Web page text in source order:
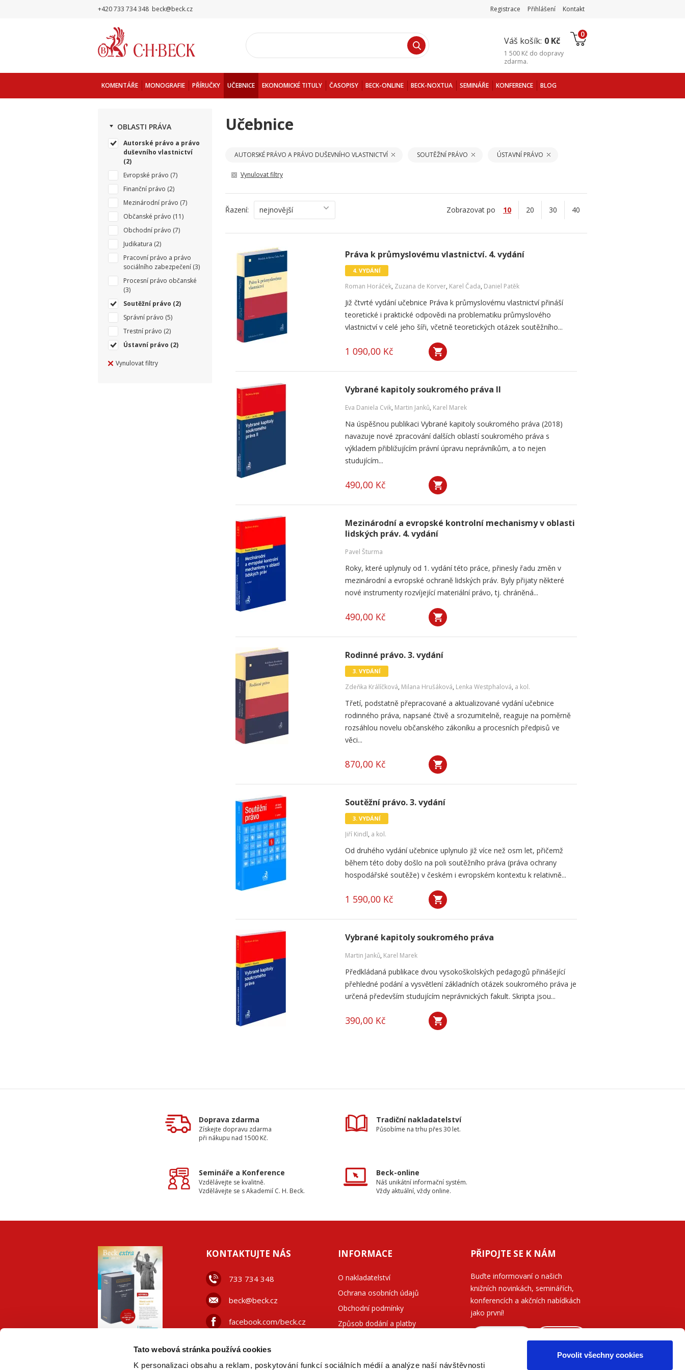
Tato webová stránka používá cookies
K personalizaci obsahu a reklam, poskytování funkcí sociálních médií a analýze naší návštěvnosti
Povolit všechny cookies
+420 733 734 348 beck@beck.cz Registrace Přihlášení Kontakt
Váš košík: 0 Kč
0
1 500 Kč do dopravy
zdarma.
KOMENTÁŘE MONOGRAFIE PŘÍRUČKY UČEBNICE EKONOMICKÉ TITULY ČASOPISY BECK-ONLINE BECK-NOXTUA SEMINÁŘE KONFERENCE BLOG
OBLASTI PRÁVA
Autorské právo a právo
duševního vlastnictví
(2)
Evropské právo (7)
Finanční právo (2)
Mezinárodní právo (7)
Občanské právo (11)
Obchodní právo (7)
Judikatura (2)
Pracovní právo a právo
sociálního zabezpečení (3)
Procesní právo občanské
(3)
Soutěžní právo (2)
Správní právo (5)
Trestní právo (2)
Ústavní právo (2)
Vynulovat filtry
Učebnice
AUTORSKÉ PRÁVO A PRÁVO DUŠEVNÍHO VLASTNICTVÍ SOUTĚŽNÍ PRÁVO ÚSTAVNÍ PRÁVO
Vynulovat filtry
Řazení: nejnovější Zobrazovat po 10 20 30 40
Práva k průmyslovému vlastnictví. 4. vydání
4. VYDÁNÍ
Roman Horáček, Zuzana de Korver, Karel Čada, Daniel Patěk
Již čtvrté vydání učebnice Práva k průmyslovému vlastnictví přináší
teoretické i praktické odpovědi na problematiku průmyslového
vlastnictví v celé jeho šíři, včetně teoretických otázek soutěžního...
1 090,00 Kč
Vybrané kapitoly soukromého práva II
Eva Daniela Cvik, Martin Janků, Karel Marek
Na úspěšnou publikaci Vybrané kapitoly soukromého práva (2018)
navazuje nové zpracování dalších oblastí soukromého práva s
výkladem přibližujícím právní úpravu neprávníkům, a to nejen
studujícím...
490,00 Kč
Mezinárodní a evropské kontrolní mechanismy v oblasti
lidských práv. 4. vydání
Pavel Šturma
Roky, které uplynuly od 1. vydání této práce, přinesly řadu změn v
mezinárodní a evropské ochraně lidských práv. Byly přijaty některé
nové instrumenty rozvíjející materiální právo, tj. chráněná...
490,00 Kč
Rodinné právo. 3. vydání
3. VYDÁNÍ
Zdeňka Králíčková, Milana Hrušáková, Lenka Westphalová, a kol.
Třetí, podstatně přepracované a aktualizované vydání učebnice
rodinného práva, napsané čtivě a srozumitelně, reaguje na poměrně
rozsáhlou novelu občanského zákoníku a procesních předpisů ve
věci...
870,00 Kč
Soutěžní právo. 3. vydání
3. VYDÁNÍ
Jiří Kindl, a kol.
Od druhého vydání učebnice uplynulo již více než osm let, přičemž
během této doby došlo na poli soutěžního práva (práva ochrany
hospodářské soutěže) v českém i evropském kontextu k relativně...
1 590,00 Kč
Vybrané kapitoly soukromého práva
Martin Janků, Karel Marek
Předkládaná publikace dvou vysokoškolských pedagogů přinášející
přehledné podání a vysvětlení základních otázek soukromého práva je
určená především studujícím neprávnických fakult. Skripta jsou...
390,00 Kč
Doprava zdarma
Získejte dopravu zdarma
při nákupu nad 1500 Kč.
Tradiční nakladatelství
Působíme na trhu přes 30 let.
Semináře a Konference
Vzdělávejte se kvalitně.
Vzdělávejte se s Akademií C. H. Beck.
Beck-online
Náš unikátní informační systém.
Vždy aktuální, vždy online.
PDF
VERZE
KONTAKTUJTE NÁS
733 734 348
beck@beck.cz
facebook.com/beck.cz
INFORMACE
O nakladatelství
Ochrana osobních údajů
Obchodní podmínky
Způsob dodání a platby
PŘIPOJTE SE K NÁM
Buďte informovaní o našich
knižních novinkách, seminářích,
konferencích a akčních nabídkách
jako první!
Přečtěte si, jak naše nakladatelství